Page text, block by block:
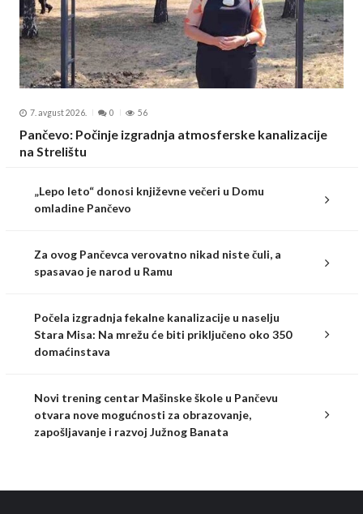
7. avgust 2026. 0 56
Pančevo: Počinje izgradnja atmosferske kanalizacije
na Strelištu
„Lepo leto“ donosi književne večeri u Domu
omladine Pančevo
Za ovog Pančevca verovatno nikad niste čuli, a
spasavao je narod u Ramu
Počela izgradnja fekalne kanalizacije u naselju
Stara Misa: Na mrežu će biti priključeno oko 350
domaćinstava
Novi trening centar Mašinske škole u Pančevu
otvara nove mogućnosti za obrazovanje,
zapošljavanje i razvoj Južnog Banata